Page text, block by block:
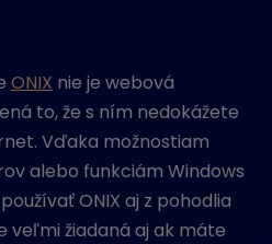
ONIX nie je webová
to, že s ním nedokážete
Vďaka možnostiam
alebo funkciám Windows
ONIX aj z pohodlia
veľmi žiadaná aj ak máte